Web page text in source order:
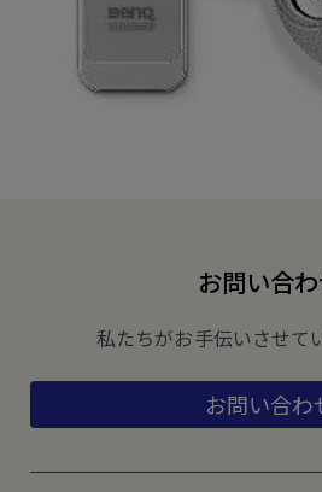
お問い合
私たちがお手伝いさせて
お問い合わ